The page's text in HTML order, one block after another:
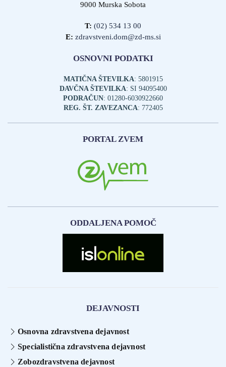
9000 Murska Sobota
T: (02) 534 13 00
E: zdravstveni.dom@zd-ms.si
OSNOVNI PODATKI
MATIČNA ŠTEVILKA: 5801915
DAVČNA ŠTEVILKA: SI 94095400
PODRAČUN: 01280-6030922660
REG. ŠT. ZAVEZANCA: 772405
PORTAL ZVEM
ODDALJENA POMOČ
DEJAVNOSTI
Osnovna zdravstvena dejavnost
Specialistična zdravstvena dejavnost
Zobozdravstvena dejavnost